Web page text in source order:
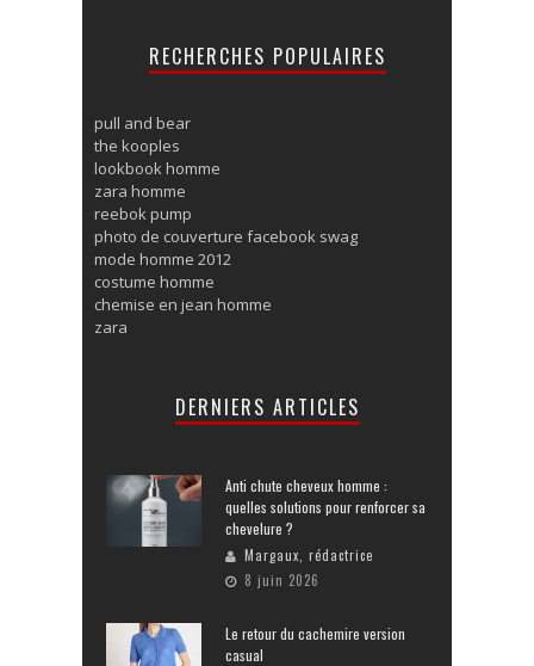
RECHERCHES POPULAIRES
pull and bear
the kooples
lookbook homme
zara homme
reebok pump
photo de couverture facebook swag
mode homme 2012
costume homme
chemise en jean homme
zara
DERNIERS ARTICLES
Anti chute cheveux homme :
quelles solutions pour renforcer sa
chevelure ?
Margaux, rédactrice
8 juin 2026
Le retour du cachemire version
casual